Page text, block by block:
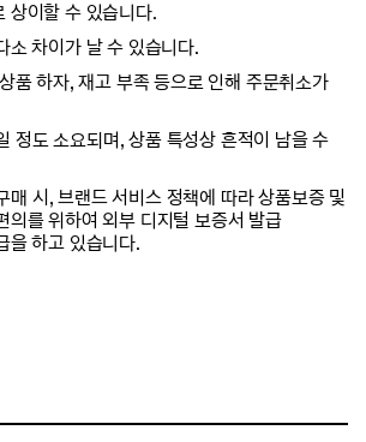
상이할 수 있습니다.
소 차이가 날 수 있습니다.
품 하자, 재고 부족 등으로 인해 주문취소가
정도 소요되며, 상품 특성상 흔적이 남을 수
매 시, 브랜드 서비스 정책에 따라 상품보증 및
의를 위하여 외부 디지털 보증서 발급
을 하고 있습니다.